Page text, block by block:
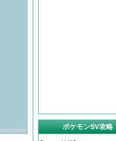
ポケモンSV攻略